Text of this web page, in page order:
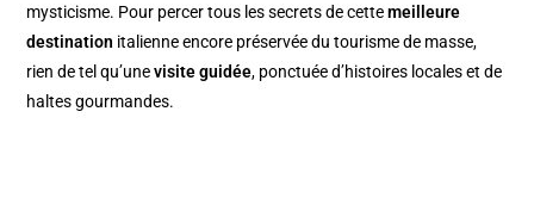
mysticisme. Pour percer tous les secrets de cettemeilleure
destination italienne encore préservée du tourisme de masse,
rien de tel qu’unevisite guidée, ponctuée d’histoires locales et de
haltes gourmandes.